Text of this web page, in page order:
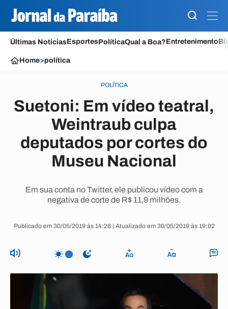
Últimas NotíciasEsportesPolíticaQual a Boa?Entretenimento
Home>política
POLÍTICA
Suetoni: Em vídeo teatral,
Weintraub culpa
deputados por cortes do
Museu Nacional
Em sua conta no Twitter, ele publicou vídeo com a
negativa de corte de R$ 11,9 milhões.
Publicado em 30/05/2019 às 14:28 | Atualizado em 30/05/2019 às 19:02